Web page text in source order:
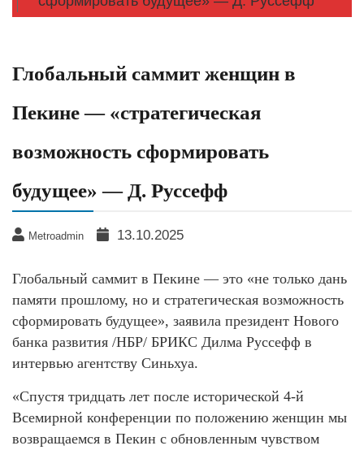
Глобальный саммит женщин в
Пекине — «стратегическая
возможность сформировать
будущее» — Д. Руссефф
Metroadmin 13.10.2025
Глобальный саммит в Пекине — это «не только дань
памяти прошлому, но и стратегическая возможность
сформировать будущее», заявила президент Нового
банка развития /НБР/ БРИКС Дилма Руссефф в
интервью агентству Синьхуа.
«Спустя тридцать лет после исторической 4-й
Всемирной конференции по положению женщин мы
возвращаемся в Пекин с обновленным чувством